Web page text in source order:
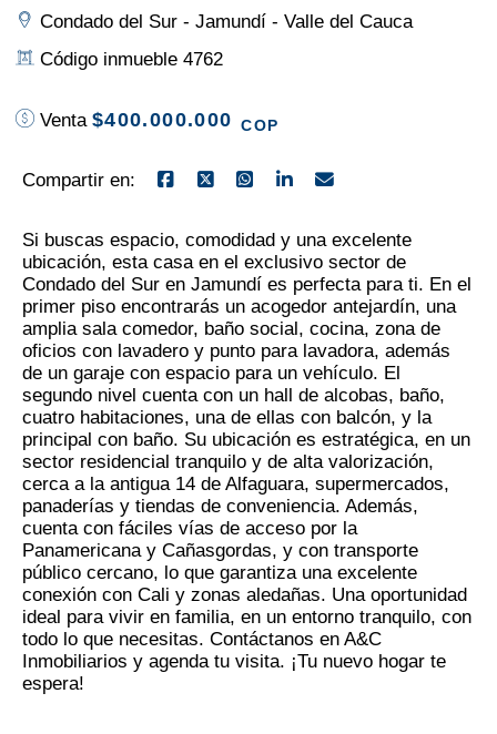
Condado del Sur - Jamundí - Valle del Cauca
Código inmueble 4762
Venta $400.000.000COP
Compartir en:
Si buscas espacio, comodidad y una excelente
ubicación, esta casa en el exclusivo sector de
Condado del Sur en Jamundí es perfecta para ti. En el
primer piso encontrarás un acogedor antejardín, una
amplia sala comedor, baño social, cocina, zona de
oficios con lavadero y punto para lavadora, además
de un garaje con espacio para un vehículo. El
segundo nivel cuenta con un hall de alcobas, baño,
cuatro habitaciones, una de ellas con balcón, y la
principal con baño. Su ubicación es estratégica, en un
sector residencial tranquilo y de alta valorización,
cerca a la antigua 14 de Alfaguara, supermercados,
panaderías y tiendas de conveniencia. Además,
cuenta con fáciles vías de acceso por la
Panamericana y Cañasgordas, y con transporte
público cercano, lo que garantiza una excelente
conexión con Cali y zonas aledañas. Una oportunidad
ideal para vivir en familia, en un entorno tranquilo, con
todo lo que necesitas. Contáctanos en A&C
Inmobiliarios y agenda tu visita. ¡Tu nuevo hogar te
espera!